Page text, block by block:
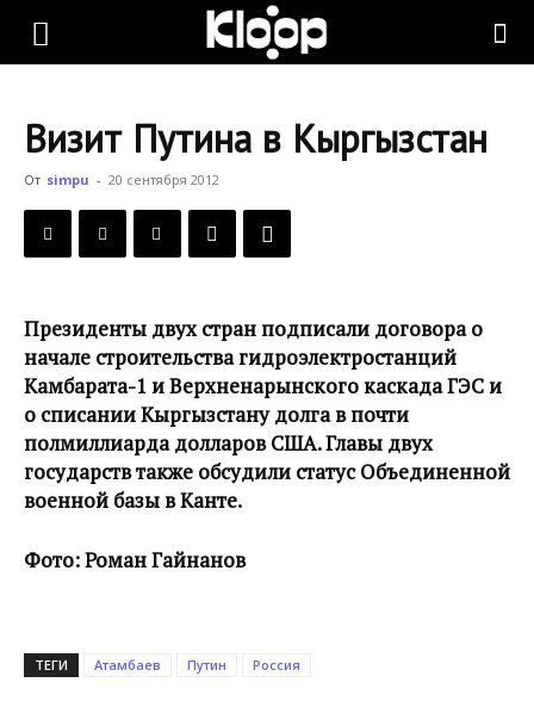
KLOOP.KG
Новости
Кыргызстана
Визит Путина в Кыргызстан
От simpu - 20 сентября 2012
Президенты двух стран подписали договора о
начале строительства гидроэлектростанций
Камбарата-1 и Верхненарынского каскада ГЭС и
о списании Кыргызстану долга в почти
полмиллиарда долларов США. Главы двух
государств также обсудили статус Объединенной
военной базы в Канте.
Фото: Роман Гайнанов
ТЕГИ Атамбаев Путин Россия